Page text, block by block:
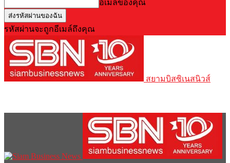
อีเมล์ของคุณ
รหัสผ่านจะถูกอีเมล์ถึงคุณ
สยามบิสซิเนสนิวส์